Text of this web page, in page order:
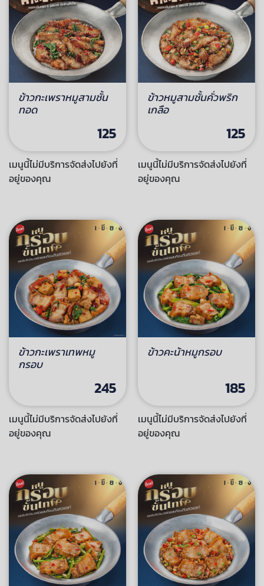
ข้าวกะเพราหมูสามชั้น
ทอด
125
เมนูนี้ไม่มีบริการจัดส่งไปยังที่
อยู่ของคุณ
ข้าวหมูสามชั้นคั่วพริก
เกลือ
125
เมนูนี้ไม่มีบริการจัดส่งไปยังที่
อยู่ของคุณ
ข้าวกะเพราเทพหมู
กรอบ
245
เมนูนี้ไม่มีบริการจัดส่งไปยังที่
อยู่ของคุณ
ข้าวคะน้าหมูกรอบ
185
เมนูนี้ไม่มีบริการจัดส่งไปยังที่
อยู่ของคุณ